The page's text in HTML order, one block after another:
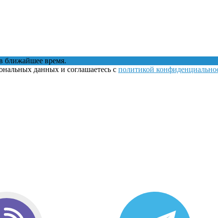
ближайшее время.
данных и соглашаетесь с политикой